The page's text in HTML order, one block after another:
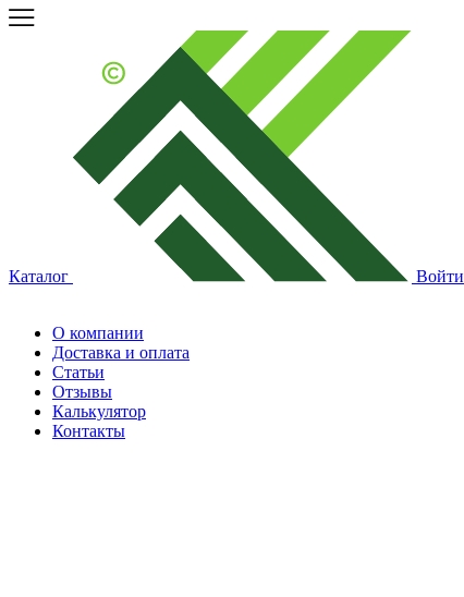
Каталог Войти
О компании
Доставка и оплата
Статьи
Отзывы
Калькулятор
Контакты